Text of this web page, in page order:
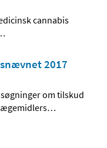
cannabis
2017
om tilskud
…